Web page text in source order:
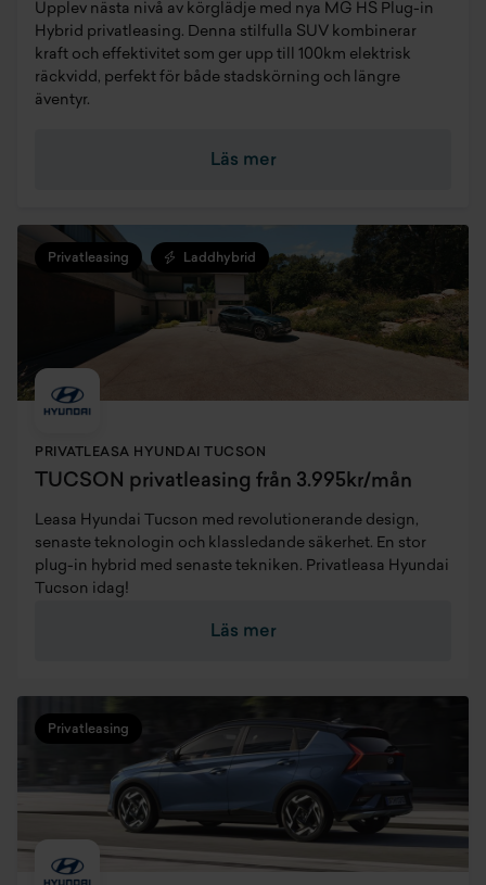
Upplev nästa nivå av körglädje med nya MG HS Plug-in
Hybrid privatleasing. Denna stilfulla SUV kombinerar
kraft och effektivitet som ger upp till 100km elektrisk
räckvidd, perfekt för både stadskörning och längre
äventyr.
Läs mer
Privatleasing Laddhybrid
PRIVATLEASA HYUNDAI TUCSON
TUCSON privatleasing från 3.995kr/mån
Leasa Hyundai Tucson med revolutionerande design,
senaste teknologin och klassledande säkerhet. En stor
plug-in hybrid med senaste tekniken. Privatleasa Hyundai
Tucson idag!
Läs mer
Privatleasing